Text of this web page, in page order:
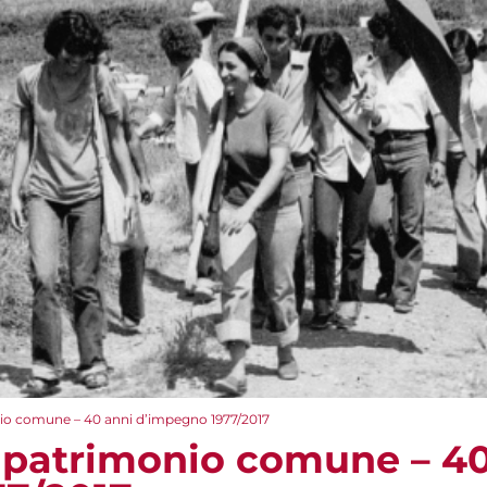
comune – 40 anni d’impegno 1977/2017
comune –